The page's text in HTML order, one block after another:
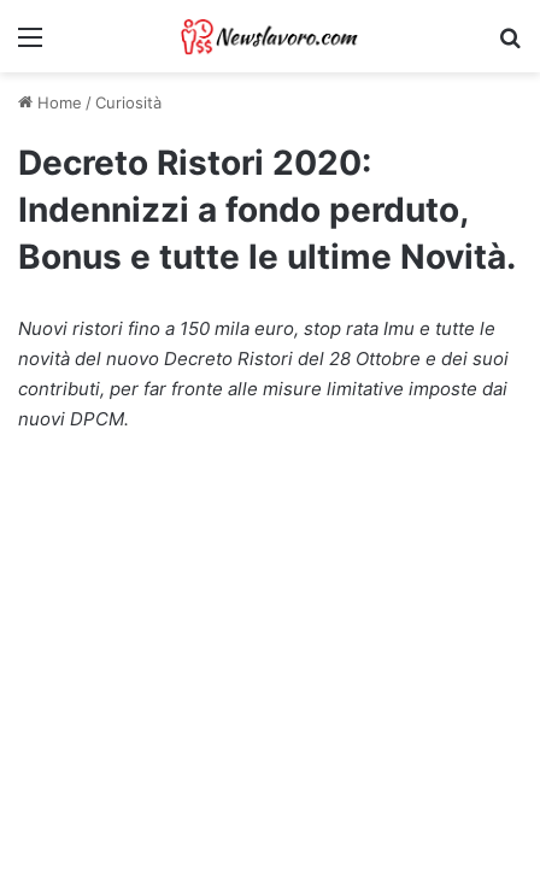
Menu
Home /Curiosità
Decreto Ristori 2020:
Indennizzi a fondo perduto,
Bonus e tutte le ultime Novità.
Nuovi ristori fino a 150 mila euro, stop rata Imu e tutte le
novità del nuovo Decreto Ristori del 28 Ottobre e dei suoi
contributi, per far fronte alle misure limitative imposte dai
nuovi DPCM.